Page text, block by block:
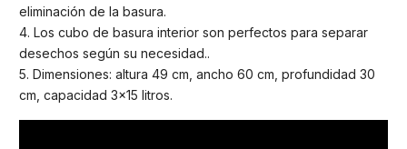
eliminación de la basura.
4. Los cubo de basura interior son perfectos para separar
desechos según su necesidad..
5. Dimensiones: altura 49 cm, ancho 60 cm, profundidad 30
cm, capacidad 3×15 litros.